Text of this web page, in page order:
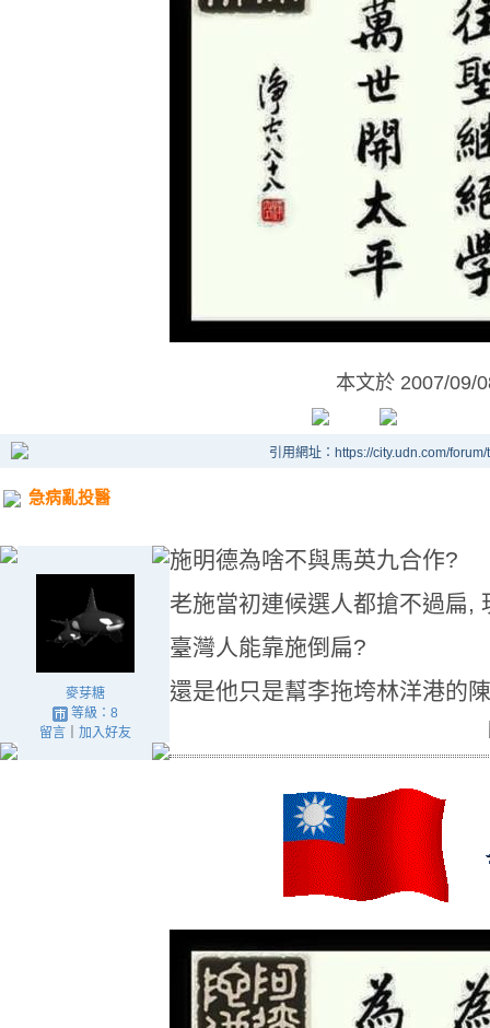
本文於 2007/09/
引用網址：https://city.udn.com/
急病亂投醫
麥芽糖
等級：8
留言｜ 加入好友
施明德為啥不與馬英九合作?
老施當初連候選人都搶不過扁,
臺灣人能靠施倒扁?
還是他只是幫李拖垮林洋港的